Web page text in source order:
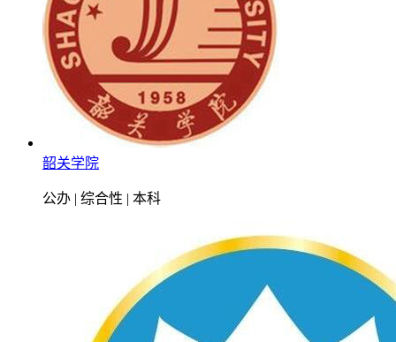
韶关学院
公办 | 综合性 | 本科